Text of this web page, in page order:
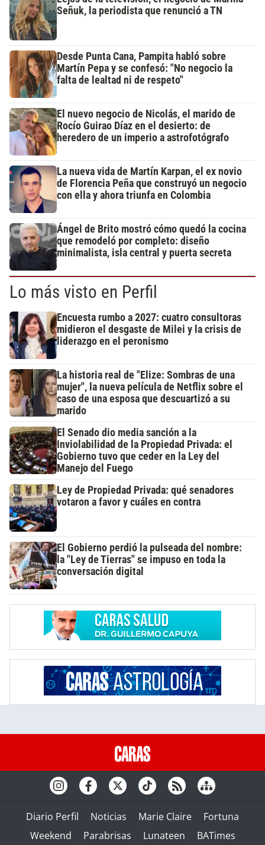
Señuk, la periodista que renunció a TN
Desde Punta Cana, Pampita habló sobre
Martín Pepa y se confesó: "No negocio la
falta de lealtad ni de respeto"
El nuevo negocio de Nicolás, el marido de
Rocío Guirao Díaz en el desierto: de
heredero de un imperio a astrofotógrafo
La nueva vida de Martín Karpan, el ex novio
de Florencia Peña que construyó un negocio
con ella y ahora triunfa en Colombia
Ángel de Brito mostró cómo quedó la cocina
que remodeló por completo: diseño
minimalista, isla central y puerta secreta
Lo más visto en Perfil
Encuesta rumbo a 2027: cuatro consultoras
midieron el desgaste de Milei y la crisis de
liderazgo en el peronismo
La historia real de "Elize: Sombras de una
mujer", la nueva película de Netflix sobre el
caso de una esposa que descuartizó a su
marido
El Senado dio media sanción a la
Inviolabilidad de la Propiedad Privada: el
Gobierno tuvo que ceder en la Ley del
Manejo del Fuego
Ley de Propiedad Privada: qué senadores
votaron a favor y cuáles en contra
El Gobierno perdió la pulseada del nombre:
la "Ley de Tierras" se impuso en toda la
conversación digital
Diario Perfil Noticias Marie Claire
Fortuna
Weekend
Parabrisas Lunateen BATimes